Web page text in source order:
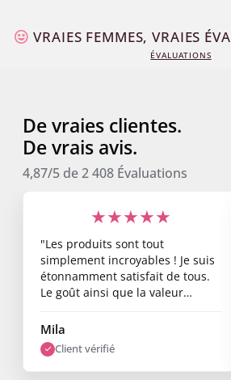
VRAIES FEMMES, VRAIES
ÉVALUATIONS
De vraies clientes.
De vrais avis.
4,87/5 de2 408 Évaluations
★★★★★
"Les produits sont tout
simplement incroyables ! Je suis
étonnamment satisfait de tous.
Le goût ainsi que la valeur
résultats commencent déjà à se
voir après une semaine. Je suis
vraiment ravi."
Mila
Client vérifié